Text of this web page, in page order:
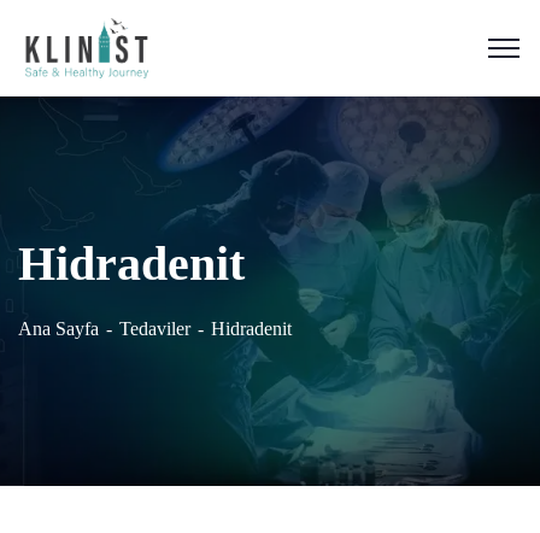
Hidradenit
Ana Sayfa Tedaviler Hidradenit